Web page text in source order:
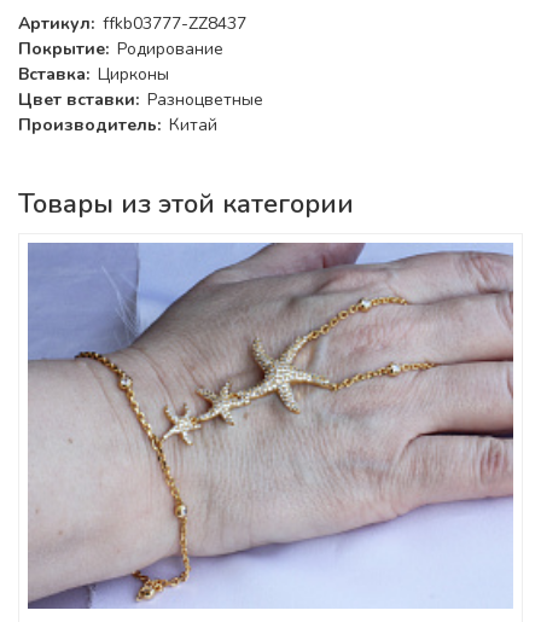
Артикул: ffkb03777-ZZ8437
Покрытие: Родирование
Вставка: Цирконы
Цвет вставки: Разноцветные
Производитель: Китай
Товары из этой категории